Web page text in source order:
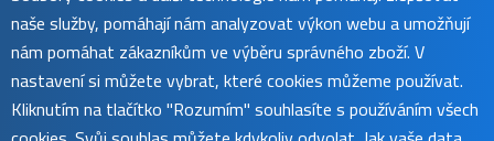
obvykle do 45 dnů koupit
naše služby, pomáhají nám analyzovat výkon webu a umožňují
nám pomáhat zákazníkům ve výběru správného zboží. V
nastavení si můžete vybrat, které cookies můžeme používat.
Kliknutím na tlačítko "Rozumím" souhlasíte s používáním všech